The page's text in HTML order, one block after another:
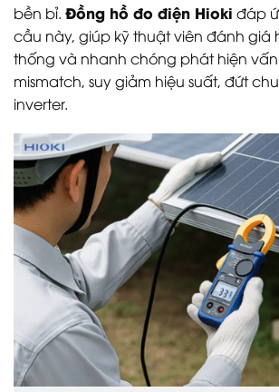
bền bỉ. Đồng hồ đo điện Hioki đáp
cầu này, giúp kỹ thuật viên đánh giá
thống và nhanh chóng phát hiện
mismatch, suy giảm hiệu suất, đứt
inverter.